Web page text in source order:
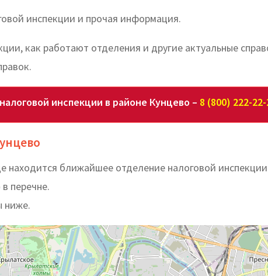
инспекции и прочая информация.
как работают отделения и другие актуальные
инспекции в районе Кунцево – 8 (800) 222-
находится ближайшее отделение налоговой
перечне.
ниже.